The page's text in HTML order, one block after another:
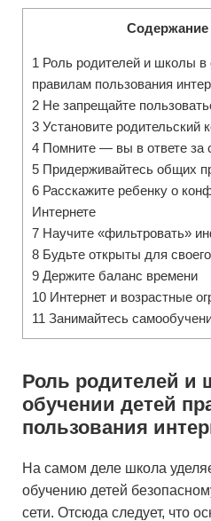
Содержание
1 Роль родителей и школы в
правилам пользования
2 Не запрещайте
3 Установите родительский
4 Помните — вы в ответе за
5 Придерживайтесь общих
6 Расскажите ребенку о
Интернете
7 Научите «фильтровать»
8 Будьте открыты для
9 Держите баланс времени
10 Интернет и возрастные
11 Занимайтесь
Роль родителей и
обучении детей
пользования
На самом деле школа
обучению детей
сети. Отсюда следует, что